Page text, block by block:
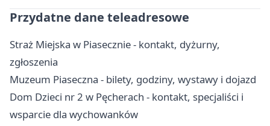
Przydatne dane teleadresowe
Straż Miejska w Piasecznie - kontakt, dyżurny,
zgłoszenia
Muzeum Piaseczna - bilety, godziny, wystawy i dojazd
Dom Dzieci nr 2 w Pęcherach - kontakt, specjaliści i
wsparcie dla wychowanków